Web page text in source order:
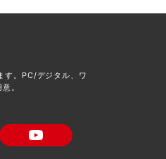
す。PC/デジタル、ワ
。